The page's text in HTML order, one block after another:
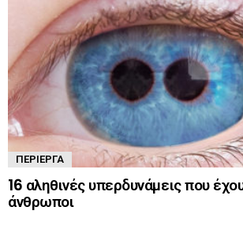
ΠΕΡΊΕΡΓΑ
16 αληθινές υπερδυνάμεις που
άνθρωποι